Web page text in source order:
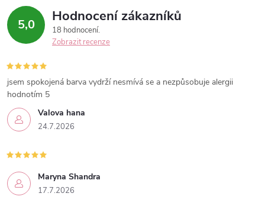
5,0 Hodnocení zákazníků
18 hodnocení
Zobrazit recenze
Valova hana
24.7.2026
jsem spokojená barva vydrží nesmívá se a nezpůsobuje alergii
hodnotím 5
Maryna Shandra
17.7.2026